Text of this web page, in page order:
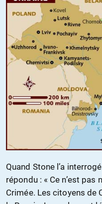
Quand Stone l’a
répondu : « Ce n’est pas
Crimée. Les citoyens de